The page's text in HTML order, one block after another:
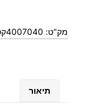
מק"ט: 4007040
תיאור